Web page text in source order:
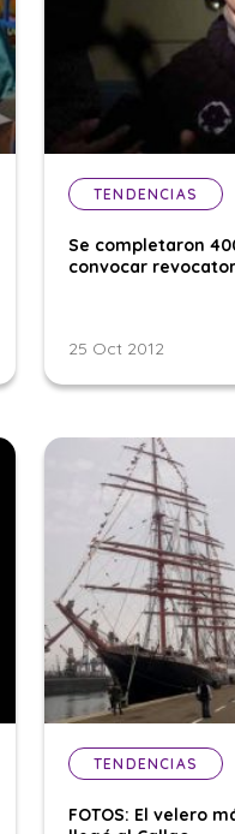
TENDENCIAS
Se completaron
convocar
25 Oct 2012
TENDENCIAS
FOTOS: El velero